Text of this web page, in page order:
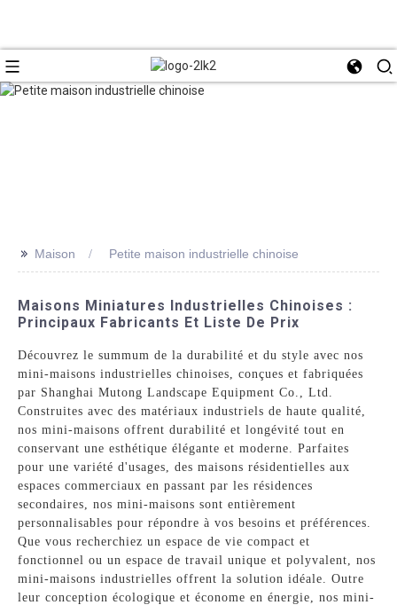
>> Maison Petite maison industrielle chinoise
Maisons Miniatures Industrielles Chinoises :
Principaux Fabricants Et Liste De Prix
Découvrez le summum de la durabilité et du style avec nos
mini-maisons industrielles chinoises, conçues et fabriquées
par Shanghai Mutong Landscape Equipment Co., Ltd.
Construites avec des matériaux industriels de haute qualité,
nos mini-maisons offrent durabilité et longévité tout en
conservant une esthétique élégante et moderne. Parfaites
pour une variété d'usages, des maisons résidentielles aux
espaces commerciaux en passant par les résidences
secondaires, nos mini-maisons sont entièrement
personnalisables pour répondre à vos besoins et préférences.
Que vous recherchiez un espace de vie compact et
fonctionnel ou un espace de travail unique et polyvalent, nos
mini-maisons industrielles offrent la solution idéale. Outre
leur conception écologique et économe en énergie, nos mini-